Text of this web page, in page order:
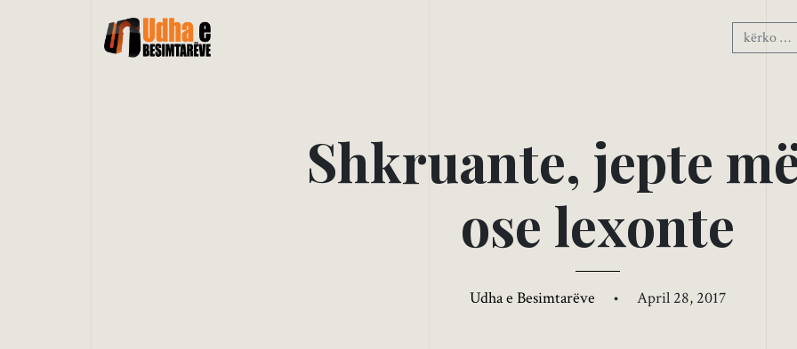
Shkruante, jepte m
ose lexonte
Udha e Besimtarëve • April 28, 2017